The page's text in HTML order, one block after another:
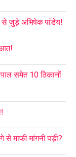
जुड़े अभिषेक पांडेय!
समेत 10 ठिकानों
माफी मांगनी पड़ी?